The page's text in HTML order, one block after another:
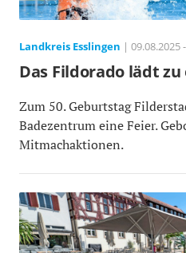
Landkreis Esslingen | 09.08.2025
Das Fildorado lädt
Zum 50. Geburtstag
Badezentrum eine Feier.
Mitmachaktionen.